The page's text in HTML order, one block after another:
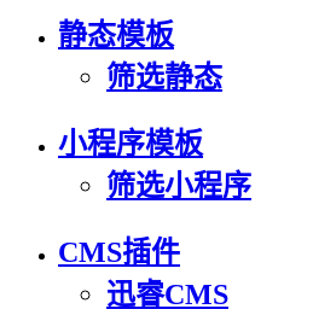
静态模板
筛选静态
小程序模板
筛选小程序
CMS插件
迅睿CMS